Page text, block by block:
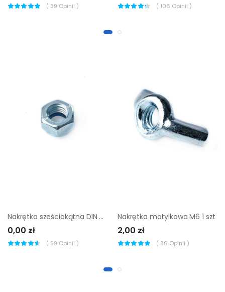
( 39 Opinii ) ( 106 Opinii )
Nakrętka sześciokątna DIN 985 M12 1 szt
0,00 zł
( 59 Opinii )
Nakrętka motylkowa M6 1 szt
2,00 zł
( 86 Opinii )